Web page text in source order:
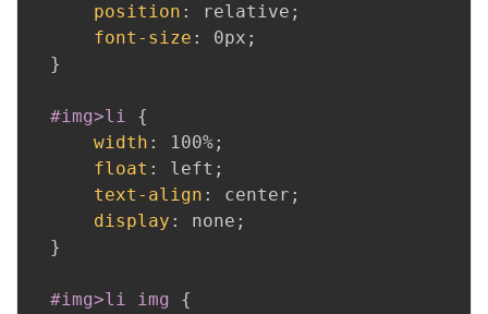
position : relative ;
font-size : 0px ;
}
#img>li
{
width : 100%;
float : left ;
text-align : center ;
display : none ;
}
#img>li img
{